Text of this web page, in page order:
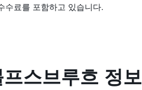
수료를 포함하고 있습니다.
스브루흐 정보